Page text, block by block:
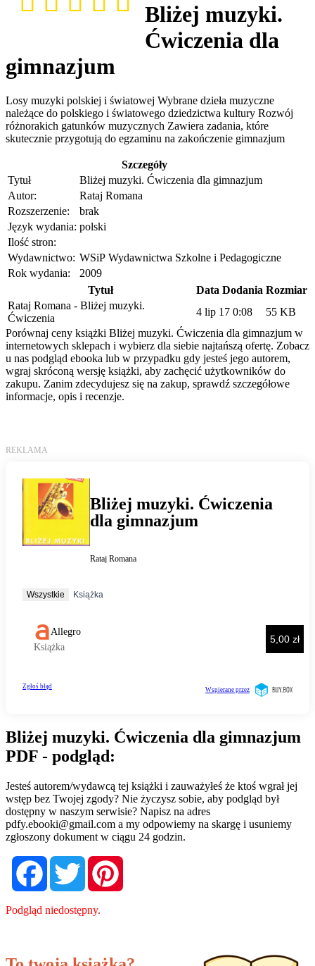
Bliżej muzyki.
Ćwiczenia dla
gimnazjum
Losy muzyki polskiej i światowej Wybrane dzieła muzyczne
należące do polskiego i światowego dziedzictwa kultury Rozwój
różnorakich gatunków muzycznych Zawiera zadania, które
skutecznie przygotują do egzaminu na zakończenie gimnazjum
Szczegóły
Tytuł
Bliżej muzyki. Ćwiczenia dla gimnazjum
Autor:
Rataj Romana
Rozszerzenie:
brak
Język wydania: polski
Ilość stron:
Wydawnictwo: WSiP Wydawnictwa Szkolne i Pedagogiczne
Rok wydania:
2009
Tytuł
Data Dodania Rozmiar
Rataj Romana - Bliżej muzyki.
Ćwiczenia
4 lip 17 0:08
55 KB
Porównaj ceny książki Bliżej muzyki. Ćwiczenia dla gimnazjum w
internetowych sklepach i wybierz dla siebie najtańszą ofertę. Zobacz
u nas podgląd ebooka lub w przypadku gdy jesteś jego autorem,
wgraj skróconą wersję książki, aby zachęcić użytkowników do
zakupu. Zanim zdecydujesz się na zakup, sprawdź szczegółowe
informacje, opis i recenzje.
Bliżej muzyki. Ćwiczenia dla gimnazjum
PDF - podgląd:
Jesteś autorem/wydawcą tej książki i zauważyłeś że ktoś wgrał jej
wstęp bez Twojej zgody? Nie życzysz sobie, aby podgląd był
dostępny w naszym serwisie? Napisz na adres
pdfy.ebooki@gmail.com a my odpowiemy na skargę i usuniemy
zgłoszony dokument w ciągu 24 godzin.
FacebookTwitter
Podgląd niedostępny.